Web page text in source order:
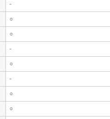
-
○
○
-
○
-
○
○